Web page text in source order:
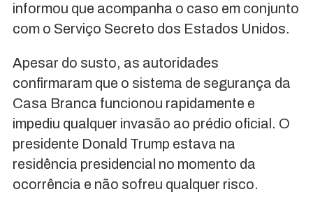
informou que acompanha o caso em conjunto
com o Serviço Secreto dos Estados Unidos.
Apesar do susto, as autoridades
confirmaram que o sistema de segurança da
Casa Branca funcionou rapidamente e
impediu qualquer invasão ao prédio oficial. O
presidente Donald Trump estava na
residência presidencial no momento da
ocorrência e não sofreu qualquer risco.